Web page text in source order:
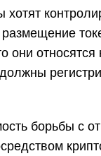
хотят
они
борьбы с